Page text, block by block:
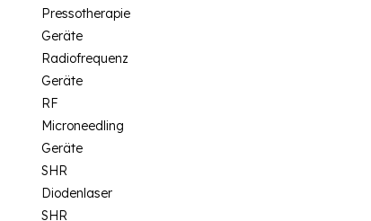
Pressotherapie
Geräte
Radiofrequenz
Geräte
RF
Microneedling
Geräte
SHR
Diodenlaser
SHR